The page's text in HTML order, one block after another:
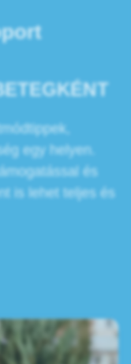
egy helyen.
és
is lehet teljes és